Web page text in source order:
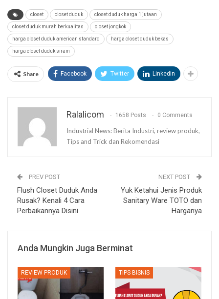
closet closet duduk closet duduk harga 1 jutaan
closet duduk murah berkualitas closet jongkok
harga closet duduk american standard harga closet duduk bekas
harga closet duduk siram
Share Facebook Twitter Linkedin
Ralalicom 1658 Posts 0 Comments
Industrial News: Berita Industri, review produk,
Tips and Trick dan Rekomendasi
PREV POST
Flush Closet Duduk Anda
Rusak? Kenali 4 Cara
Perbaikannya Disini
NEXT POST
Yuk Ketahui Jenis Produk
Sanitary Ware TOTO dan
Harganya
Anda Mungkin Juga Berminat
REVIEW PRODUK TIPS BISNIS